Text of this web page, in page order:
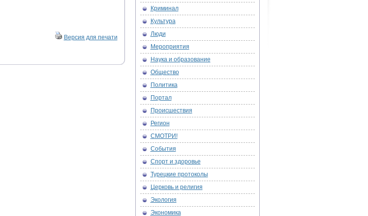
Версия для печати
Криминал
Культура
Люди
Мероприятия
Наука и образование
Общество
Политика
Портал
Происшествия
Регион
СМОТРИ!
События
Спорт и здоровье
Турецкие протоколы
Церковь и религия
Экология
Экономика